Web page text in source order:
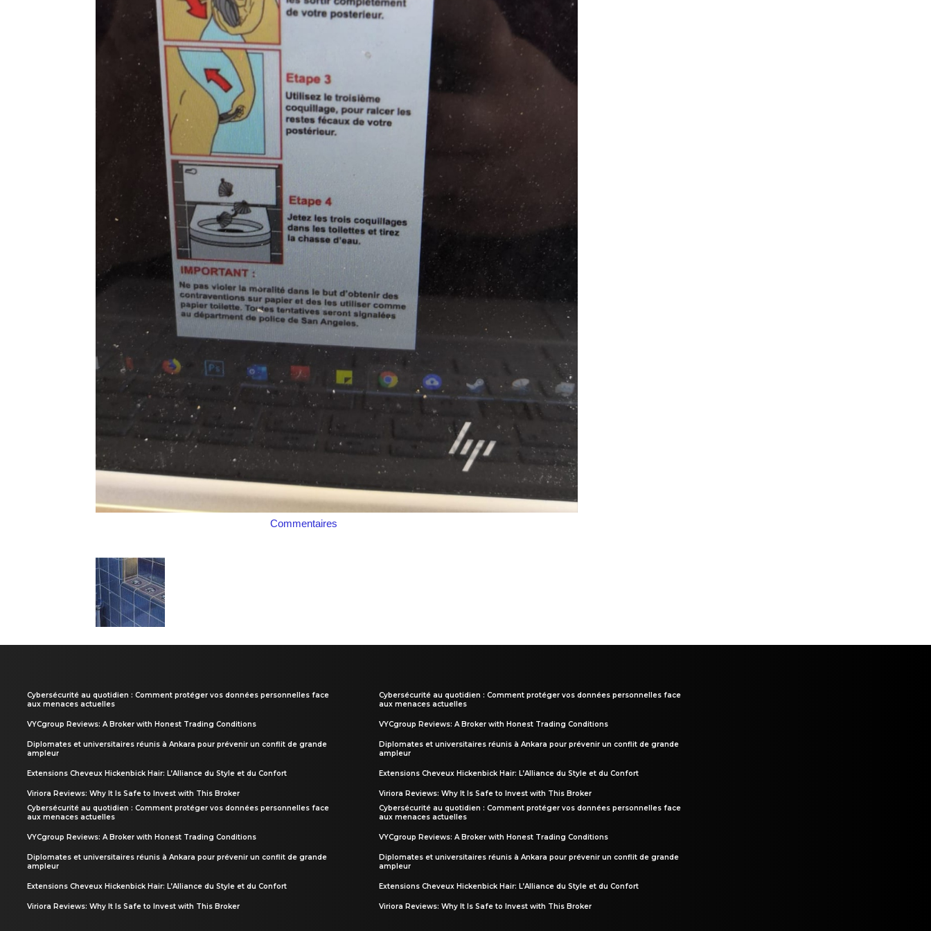
Commentaires
Cybersécurité au quotidien : Comment protéger vos données personnelles face
aux menaces actuelles
VYCgroup Reviews: A Broker with Honest Trading Conditions
Diplomates et universitaires réunis à Ankara pour prévenir un conflit de grande
ampleur
Extensions Cheveux Hickenbick Hair: L’Alliance du Style et du Confort
Viriora Reviews: Why It Is Safe to Invest with This Broker
Cybersécurité au quotidien : Comment protéger vos données personnelles face
aux menaces actuelles
VYCgroup Reviews: A Broker with Honest Trading Conditions
Diplomates et universitaires réunis à Ankara pour prévenir un conflit de grande
ampleur
Extensions Cheveux Hickenbick Hair: L’Alliance du Style et du Confort
Viriora Reviews: Why It Is Safe to Invest with This Broker
Cybersécurité au quotidien : Comment protéger vos données personnelles face
aux menaces actuelles
VYCgroup Reviews: A Broker with Honest Trading Conditions
Diplomates et universitaires réunis à Ankara pour prévenir un conflit de grande
ampleur
Extensions Cheveux Hickenbick Hair: L’Alliance du Style et du Confort
Viriora Reviews: Why It Is Safe to Invest with This Broker
Cybersécurité au quotidien : Comment protéger vos données personnelles face
aux menaces actuelles
VYCgroup Reviews: A Broker with Honest Trading Conditions
Diplomates et universitaires réunis à Ankara pour prévenir un conflit de grande
ampleur
Extensions Cheveux Hickenbick Hair: L’Alliance du Style et du Confort
Viriora Reviews: Why It Is Safe to Invest with This Broker